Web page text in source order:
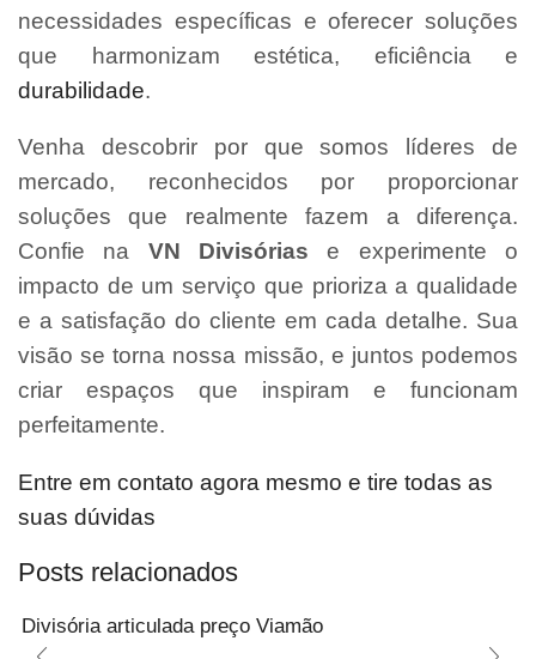
necessidades específicas e oferecer soluções
que harmonizam estética, eficiência e
durabilidade.
Venha descobrir por que somos líderes de
mercado, reconhecidos por proporcionar
soluções que realmente fazem a diferença.
Confie na VN Divisórias e experimente o
impacto de um serviço que prioriza a qualidade
e a satisfação do cliente em cada detalhe. Sua
visão se torna nossa missão, e juntos podemos
criar espaços que inspiram e funcionam
perfeitamente.
Entre em contato agora mesmo e tire todas as
suas dúvidas
Posts relacionados
Divisória articulada preço Viamão